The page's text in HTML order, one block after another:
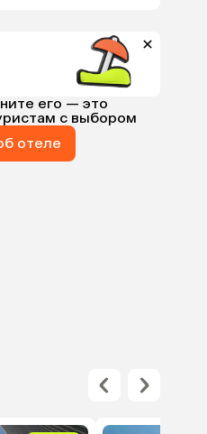
его — это
с выбором
отеле